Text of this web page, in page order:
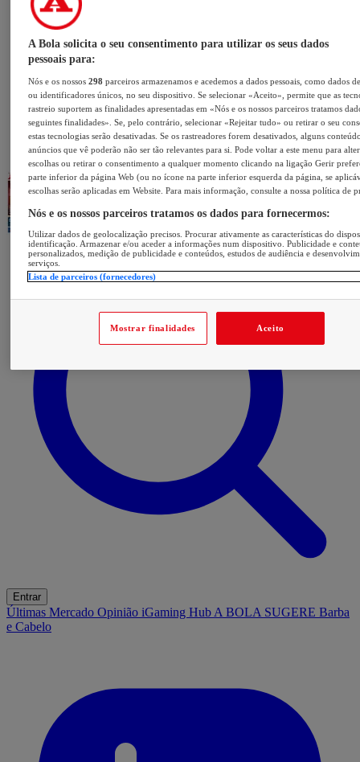
Entrar
Últimas Mercado Opinião iGaming Hub A BOLA SUGERE Barba
e Cabelo
A Bola solicita o seu consentimento para utilizar os seus dados
pessoais para:
Nós e os nossos298 parceiros armazenamos e acedemos a dados pessoais, como dados
ou identificadores únicos, no seu dispositivo. Se selecionar «Aceito», permite que as
rastreio suportem as finalidades apresentadas em «Nós e os nossos parceiros tratamos
seguintes finalidades». Se, pelo contrário, selecionar «Rejeitar tudo» ou retirar o seu
estas tecnologias serão desativadas. Se os rastreadores forem desativados, alguns
anúncios que vê poderão não ser tão relevantes para si. Pode voltar a este menu para
escolhas ou retirar o consentimento a qualquer momento clicando na ligação Gerir
parte inferior da página Web (ou no ícone na parte inferior esquerda da página, se
escolhas serão aplicadas em Website. Para mais informação, consulte a nossa política de
Nós e os nossos parceiros tratamos os dados para fornecermos:
Utilizar dados de geolocalização precisos. Procurar ativamente as características do
identificação. Armazenar e/ou aceder a informações num dispositivo. Publicidade e
personalizados, medição de publicidade e conteúdos, estudos de audiência e
serviços.
Lista de parceiros (fornecedores)
Mostrar finalidades Aceito